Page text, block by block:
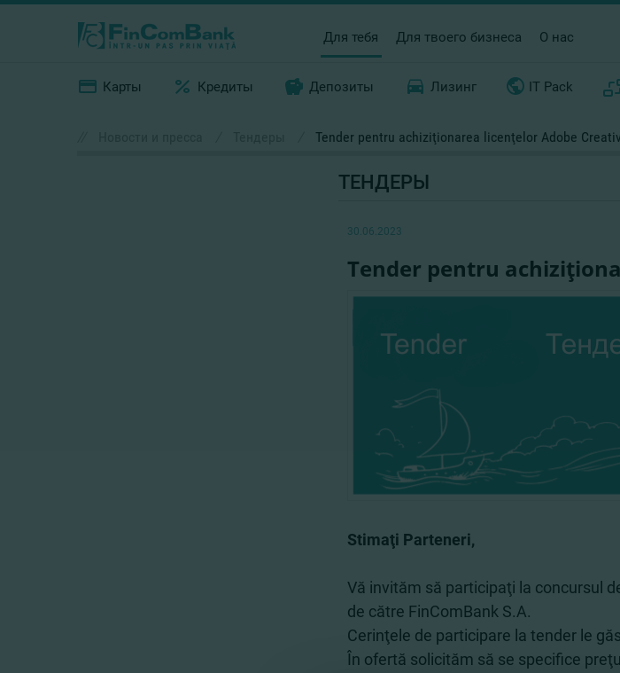
Для тебя Для твоего бизнеса О нас
Карты Кредиты Депозиты Лизинг IT Pack
Tender pentru achiziţionarea licenţelor Adobe
ТЕНДЕРЫ
30.06.2023
Tender pentru
Stimaţi Parteneri,
Vă invităm să participaţi la concursul
de către FinComBank S.A.
Cerinţele de participare la tender le
În ofertă solicităm să se specifice